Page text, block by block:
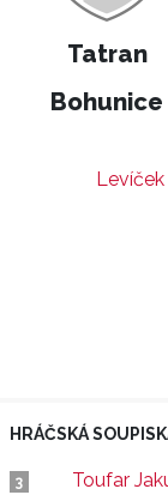
Tatran
Bohunice
HRÁČSKÁ
3 Toufar